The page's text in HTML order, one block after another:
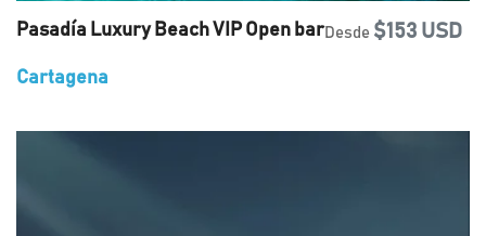
Pasadía Luxury Beach VIP Open barDesde $153 USD
Cartagena